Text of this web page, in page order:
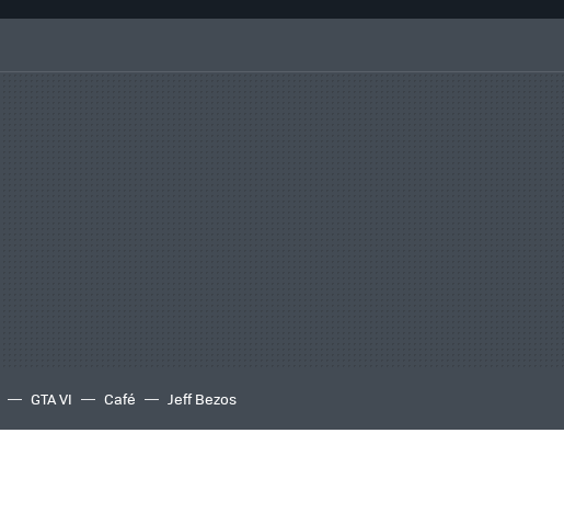
GTA VI Café Jeff Bezos